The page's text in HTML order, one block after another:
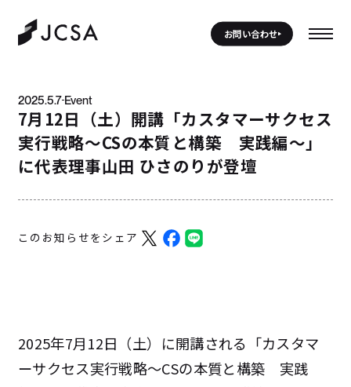
お問い合わせ
2025.5.7 Event
7月12日（土）開講「カスタマーサクセス
実行戦略〜CSの本質と構築 実践編〜」
に代表理事山田 ひさのりが登壇
このお知らせをシェア
2025年7月12日（土）に開講される「カスタマ
ーサクセス実行戦略〜CSの本質と構築 実践